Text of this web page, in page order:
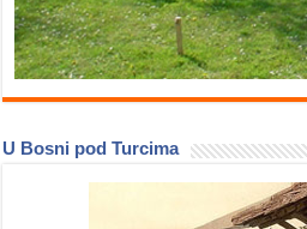
U Bosni pod Turcima